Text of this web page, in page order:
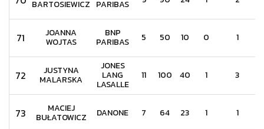
BARTOSIEWICZ PARIBAS
71 JOANNA
WOJTAS
BNP
PARIBAS 5 50 10 0 1
72 JUSTYNA
MALARSKA
JONES
LANG
LASALLE
11 100 40 1 3
73 MACIEJ
BUŁATOWICZ DANONE 7 64 23 1 1